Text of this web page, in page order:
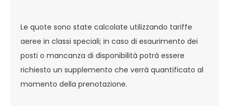
Le quote sono state calcolate utilizzando tariffe
aeree in classi speciali; in caso di esaurimento dei
posti o mancanza di disponibilità potrà essere
richiesto un supplemento che verrà quantificato al
momento della prenotazione.